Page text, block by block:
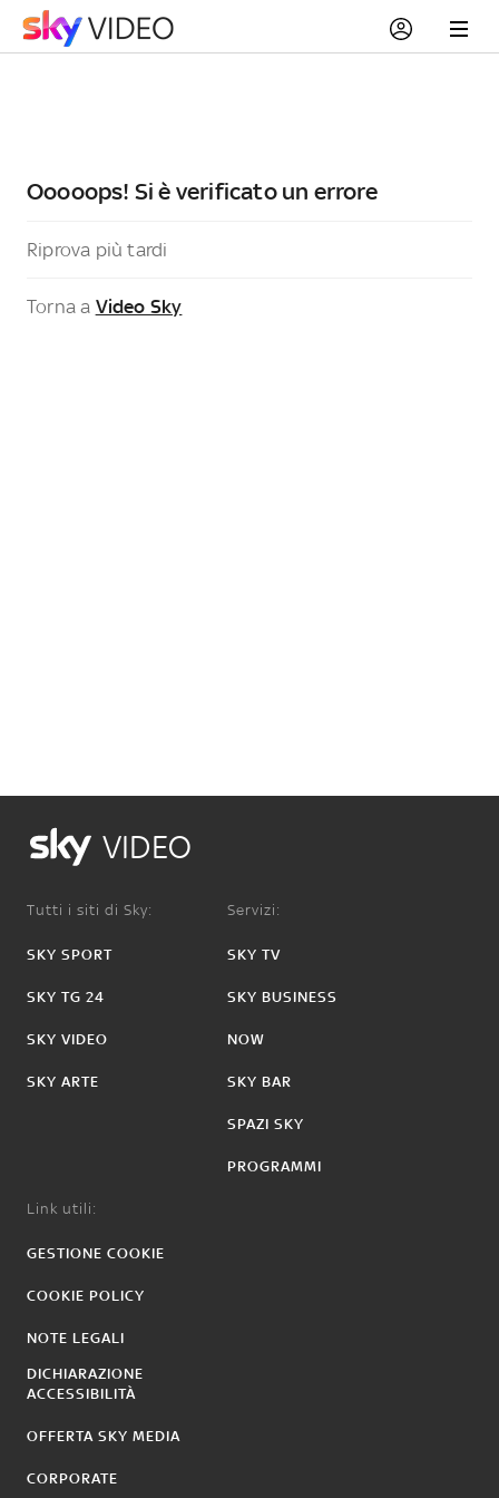
Ooooops! Si è verificato un errore
Riprova più tardi
Torna a Video Sky
VIDEO
Tutti i siti di Sky:
SKY SPORT
SKY TG 24
SKY VIDEO
SKY ARTE
Servizi:
SKY TV
SKY BUSINESS
NOW
SKY BAR
SPAZI SKY
PROGRAMMI
Link utili:
GESTIONE COOKIE
COOKIE POLICY
NOTE LEGALI
DICHIARAZIONE
ACCESSIBILITÀ
OFFERTA SKY MEDIA
CORPORATE